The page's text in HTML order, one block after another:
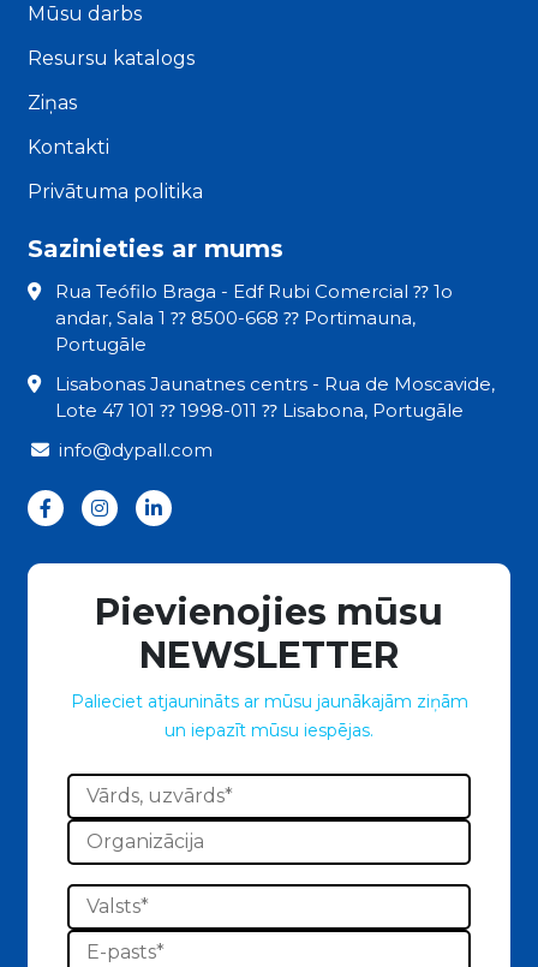
Mūsu darbs
Resursu katalogs
Ziņas
Kontakti
Privātuma politika
Sazinieties ar mums
Rua Teófilo Braga - Edf Rubi Comercial ⁇ 1o
andar, Sala 1 ⁇ 8500-668 ⁇ Portimauna,
Portugāle
Lisabonas Jaunatnes centrs - Rua de Moscavide,
Lote 47 101 ⁇ 1998-011 ⁇ Lisabona, Portugāle
info@dypall.com
Pievienojies mūsu
NEWSLETTER
Palieciet atjaunināts ar mūsu jaunākajām ziņām
un iepazīt mūsu iespējas.